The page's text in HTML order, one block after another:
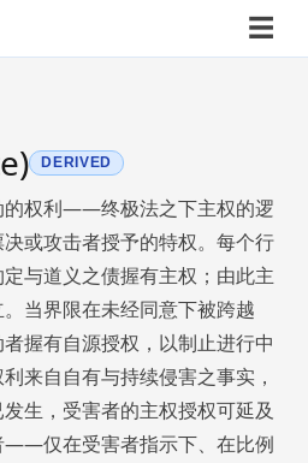
☰
DERIVED
的权利——终极法之下主权的逻
或攻击者授予的特权。每个行
与道义之债握有主权；由此主
当界限在未经同意下被跨越
握有自源授权，以制止进行中
来自自有与持续侵害之事实，
生，受害者的主权授权可延及
——仅在受害者指示下、在比例